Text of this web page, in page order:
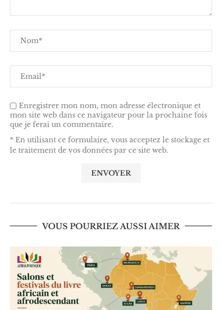
Enregistrer mon nom, mon adresse électronique et
mon site web dans ce navigateur pour la prochaine fois
que je ferai un commentaire.
* En utilisant ce formulaire, vous acceptez le stockage et
le traitement de vos données par ce site web.
VOUS POURRIEZ AUSSI AIMER